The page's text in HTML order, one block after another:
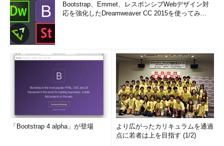
Bootstrap、Emmet、レスポンシブWebデザイン対
応を強化したDreamweaver CC 2015を使ってみ...
「Bootstrap 4 alpha」が登場
より広がったカリキュラムを通過
点に若者は上を目指す (1/2)